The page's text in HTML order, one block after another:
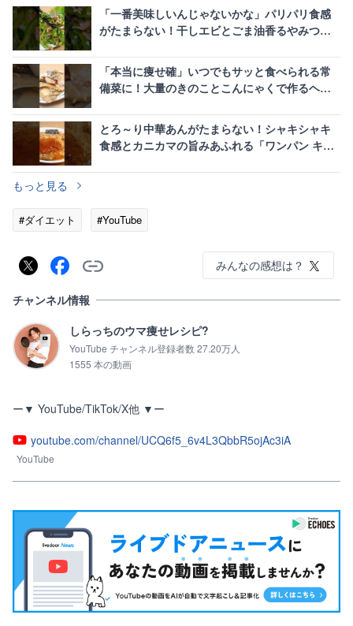
「一番美味しいんじゃないかな」パリパリ食感
がたまらない！干しエビとごま油香るやみつき
「本当に痩せ確」いつでもサッと食べられる常
備菜に！大量のきのことこんにゃくで作るヘル
とろ～り中華あんがたまらない！シャキシャキ
食感とカニカマの旨みあふれる「ワンパン キャ
もっと見る
#ダイエット #YouTube
みんなの感想は？
チャンネル情報
しらっちのウマ痩せレシピ?
YouTube チャンネル登録者数 27.20万人
1555 本の動画
ー▼ YouTube/TikTok/X他 ▼ー
youtube.com/channel/UCQ6f5_6v4L3QbbR5ojAc3iA
YouTube